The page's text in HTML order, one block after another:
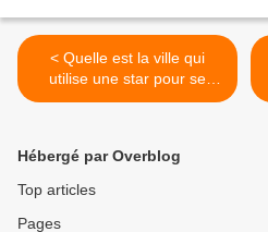
< Quelle est la ville qui
utilise une star pour se
mettre en scène ?
Hébergé par Overblog
Top articles
Pages